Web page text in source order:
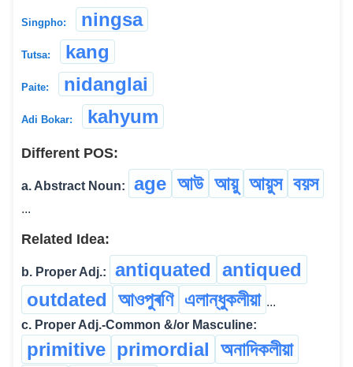
Singpho: ningsa
Tutsa: kang
Paite: nidanglai
Adi Bokar: kahyum
Different POS:
a. Abstract Noun: age আউ আয়ু আয়ুস বয়স
...
Related Idea:
b. Proper Adj.: antiquated antiqued
outdated আওপুৰণি এলান্ধুকলীয়া ...
c. Proper Adj.-Common &/or Masculine:
primitive primordial অনাদিকলীয়া